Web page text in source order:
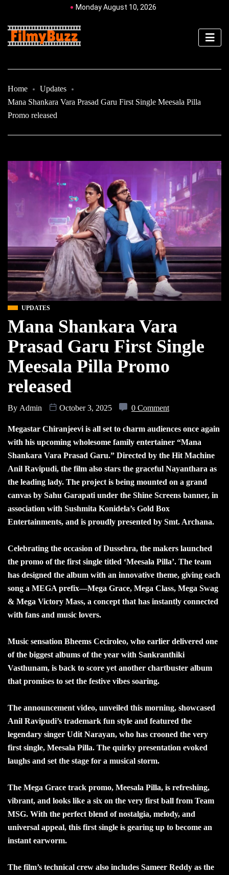
Monday August 10, 2026
Home
Updates
Mana Shankara Vara Prasad Garu First Single Meesala Pilla
Promo released
UPDATES
Mana Shankara Vara
Prasad Garu First Single
Meesala Pilla Promo
released
By Admin October 3, 2025 0 Comment
Megastar Chiranjeevi is all set to charm audiences once again
with his upcoming wholesome family entertainer “Mana
Shankara Vara Prasad Garu.” Directed by the Hit Machine
Anil Ravipudi, the film also stars the graceful Nayanthara as
the leading lady. The project is being mounted on a grand
canvas by Sahu Garapati under the Shine Screens banner, in
association with Sushmita Konidela’s Gold Box
Entertainments, and is proudly presented by Smt. Archana.
Celebrating the occasion of Dussehra, the makers launched
the promo of the first single titled ‘Meesala Pilla’. The team
has designed the album with an innovative theme, giving each
song a MEGA prefix—Mega Grace, Mega Class, Mega Swag
& Mega Victory Mass, a concept that has instantly connected
with fans and music lovers.
Music sensation Bheems Ceciroleo, who earlier delivered one
of the biggest albums of the year with Sankranthiki
Vasthunam, is back to score yet another chartbuster album
that promises to set the festive vibes soaring.
The announcement video, unveiled this morning, showcased
Anil Ravipudi’s trademark fun style and featured the
legendary singer Udit Narayan, who has crooned the very
first single, Meesala Pilla. The quirky presentation evoked
laughs and set the stage for a musical storm.
The Mega Grace track promo, Meesala Pilla, is refreshing,
vibrant, and looks like a six on the very first ball from Team
MSG. With the perfect blend of nostalgia, melody, and
universal appeal, this first single is gearing up to become an
instant earworm.
The film’s technical crew also includes Sameer Reddy as the